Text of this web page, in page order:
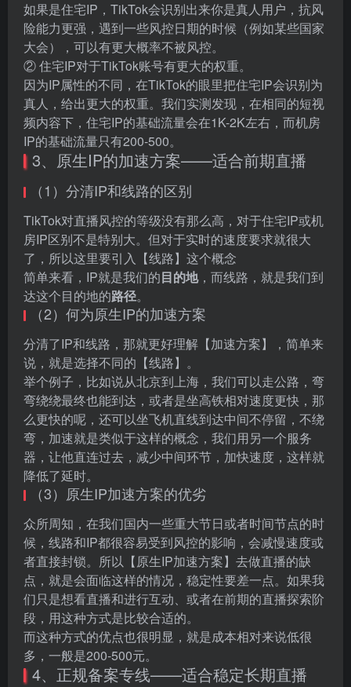
如果是住宅IP，TikTok会识别出来你是真人用户，抗风
险能力更强，遇到一些风控日期的时候（例如某些国家
大会），可以有更大概率不被风控。
② 住宅IP对于TikTok账号有更大的权重。
因为IP属性的不同，在TikTok的眼里把住宅IP会识别为
真人，给出更大的权重。我们实测发现，在相同的短视
频内容下，住宅IP的基础流量会在1K-2K左右，而机房
IP的基础流量只有200-500。
3、原生IP的加速方案——适合前期直播
（1）分清IP和线路的区别
TikTok对直播风控的等级没有那么高，对于住宅IP或机
房IP区别不是特别大。但对于实时的速度要求就很大
了，所以这里要引入【线路】这个概念
简单来看，IP就是我们的目的地，而线路，就是我们到
达这个目的地的路径。
（2）何为原生IP的加速方案
分清了IP和线路，那就更好理解【加速方案】，简单来
说，就是选择不同的【线路】。
举个例子，比如说从北京到上海，我们可以走公路，弯
弯绕绕最终也能到达，或者是坐高铁相对速度更快，那
么更快的呢，还可以坐飞机直线到达中间不停留，不绕
弯，加速就是类似于这样的概念，我们用另一个服务
器，让他直连过去，减少中间环节，加快速度，这样就
降低了延时。
（3）原生IP加速方案的优劣
众所周知，在我们国内一些重大节日或者时间节点的时
候，线路和IP都很容易受到风控的影响，会减慢速度或
者直接封锁。所以【原生IP加速方案】去做直播的缺
点，就是会面临这样的情况，稳定性要差一点。如果我
们只是想看直播和进行互动、或者在前期的直播探索阶
段，用这种方式是比较合适的。
而这种方式的优点也很明显，就是成本相对来说低很
多，一般是200-500元。
4、正规备案专线——适合稳定长期直播